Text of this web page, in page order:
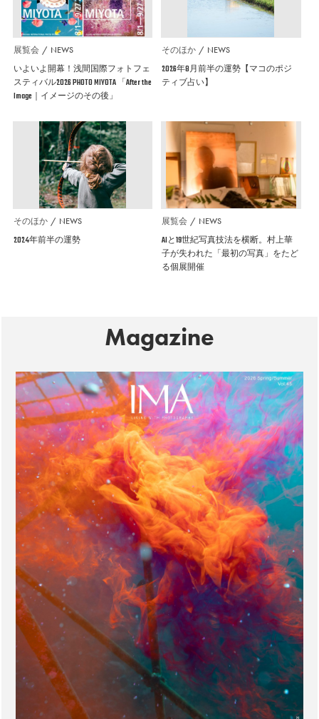
展覧会 NEWS
いよいよ開幕！浅間国際フォトフェ
スティバル2026 PHOTO MIYOTA 「After the
Image｜イメージのその後」
そのほか NEWS
2026年8月前半の運勢【マコのポジ
ティブ占い】
そのほか NEWS
2024年前半の運勢
展覧会 NEWS
AIと19世紀写真技法を横断。村上華
子が失われた「最初の写真」をたど
る個展開催
Magazine